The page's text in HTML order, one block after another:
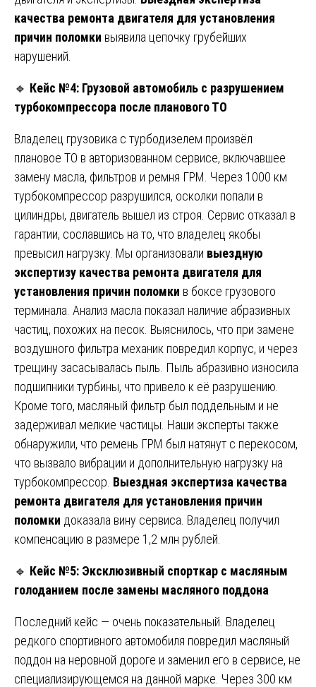
качества ремонта двигателя для установления
причин поломки выявила цепочку грубейших
нарушений.
🔹 Кейс №4: Грузовой автомобиль с разрушением
турбокомпрессора после планового ТО
Владелец грузовика с турбодизелем произвёл
плановое ТО в авторизованном сервисе, включавшее
замену масла, фильтров и ремня ГРМ. Через 1000 км
турбокомпрессор разрушился, осколки попали в
цилиндры, двигатель вышел из строя. Сервис отказал в
гарантии, сославшись на то, что владелец якобы
превысил нагрузку. Мы организовали выездную
экспертизу качества ремонта двигателя для
установления причин поломки в боксе грузового
терминала. Анализ масла показал наличие абразивных
частиц, похожих на песок. Выяснилось, что при замене
воздушного фильтра механик повредил корпус, и через
трещину засасывалась пыль. Пыль абразивно износила
подшипники турбины, что привело к её разрушению.
Кроме того, масляный фильтр был поддельным и не
задерживал мелкие частицы. Наши эксперты также
обнаружили, что ремень ГРМ был натянут с перекосом,
что вызвало вибрации и дополнительную нагрузку на
турбокомпрессор. Выездная экспертиза качества
ремонта двигателя для установления причин
поломки доказала вину сервиса. Владелец получил
компенсацию в размере 1,2 млн рублей.
🔹 Кейс №5: Эксклюзивный спорткар с масляным
голоданием после замены масляного поддона
Последний кейс — очень показательный. Владелец
редкого спортивного автомобиля повредил масляный
поддон на неровной дороге и заменил его в сервисе, не
специализирующемся на данной марке. Через 300 км